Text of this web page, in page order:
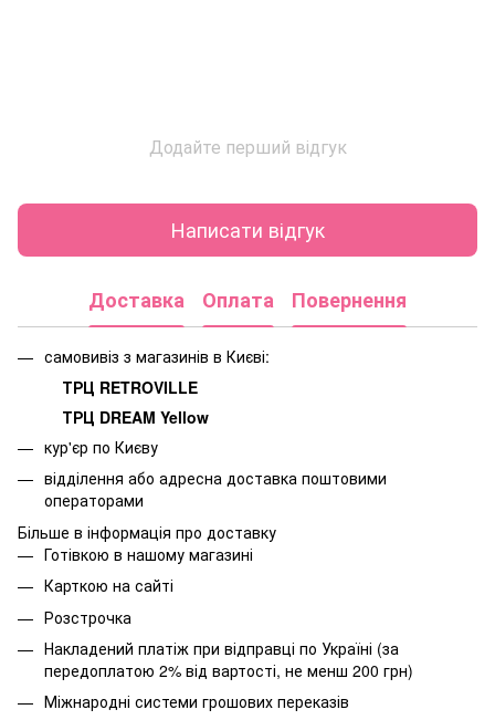
Додайте перший відгук
Написати відгук
Доставка Оплата Повернення
самовивіз з магазинів в Києві:
ТРЦ RETROVILLE
ТРЦ DREAM Yellow
кур'єр по Києву
відділення або адресна доставка поштовими
операторами
Більше в інформація про доставку
Готівкою в нашому магазині
Карткою на сайті
Розстрочка
Накладений платіж при відправці по Україні (за
передоплатою 2% від вартості, не менш 200 грн)
Міжнародні системи грошових переказів